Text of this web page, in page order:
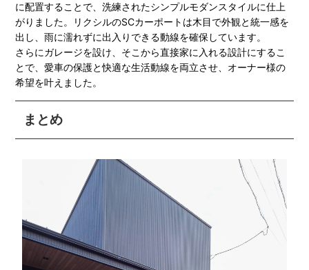
に配置することで、洗練されたシンプルモダンスタイルに仕上
がりました。リクシルのSCカーポートは木目で外観と統一感を
出し、雨に濡れずに出入りできる動線を確保しています。
さらにガレージを設け、そこから直接家に入れる設計にするこ
とで、愛車の保護と快適な生活動線を両立させ、オーナー様の
希望を叶えました。
まとめ